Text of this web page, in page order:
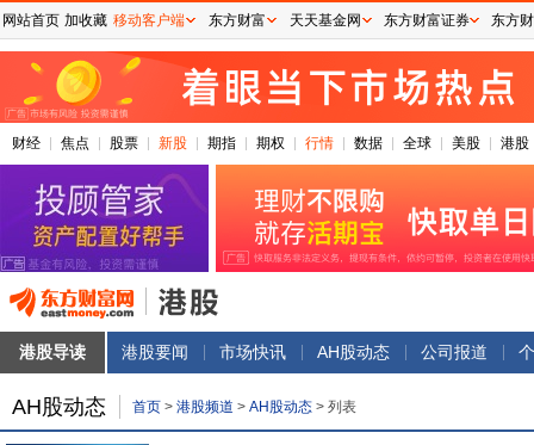
财经 焦点 股票 新股 期指 期权 行情 数据 全球 美股 港股
港股导读 港股要闻 市场快讯 AH股动态 公司报道
AH股动态 首页 > 港股频道 > AH股动态 > 列表
网站首页 加收藏 移动客户端 东方财富 天天基金网 东方财富证券 东方